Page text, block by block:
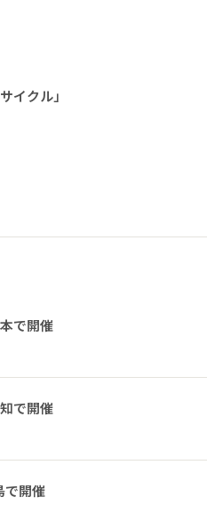
イクル」
で開催
で開催
で開催